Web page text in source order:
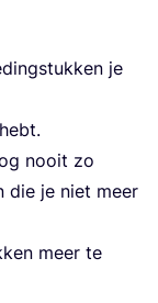
je
nooit zo
die je niet meer
meer te